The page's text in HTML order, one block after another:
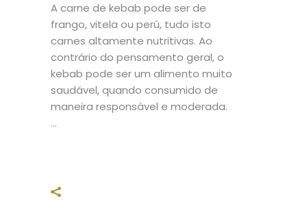
A carne de kebab pode ser de
frango, vitela ou perú, tudo isto
carnes altamente nutritivas. Ao
contrário do pensamento geral, o
kebab pode ser um alimento muito
saudável, quando consumido de
maneira responsável e moderada.